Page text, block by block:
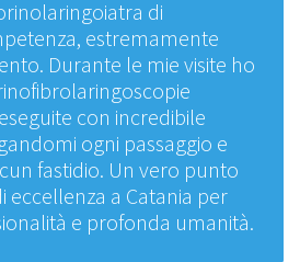
di
estremamente
Durante le mie visite ho
con incredibile
ogni passaggio e
fastidio. Un vero punto
eccellenza a Catania per
e profonda umanità.